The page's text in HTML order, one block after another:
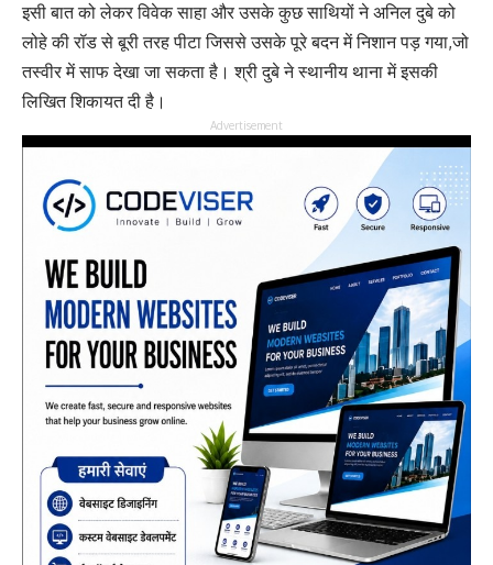
इसी बात को लेकर विवेक साहा और उसके कुछ साथियों ने अनिल दुबे को
लोहे की रॉड से बूरी तरह पीटा जिससे उसके पूरे बदन में निशान पड़ गया,जो
तस्वीर में साफ देखा जा सकता है। श्री दुबे ने स्थानीय थाना में इसकी
लिखित शिकायत दी है।
Advertisement